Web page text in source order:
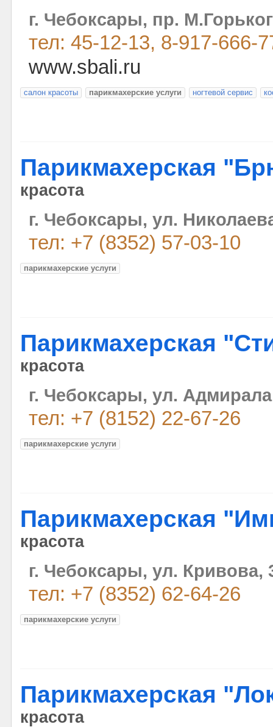
г. Чебоксары, пр.
тел: 45-12-13, 8-917-666-
www.sbali.ru
салон красоты парикмахерские услуги ногтевой сервис
Парикмахерская
красота
г. Чебоксары, ул.
тел: +7 (8352) 57-03-10
парикмахерские услуги
Парикмахерская
красота
г. Чебоксары, ул.
тел: +7 (8152) 22-67-26
парикмахерские услуги
Парикмахерская
красота
г. Чебоксары, ул. Кривова,
тел: +7 (8352) 62-64-26
парикмахерские услуги
Парикмахерская
красота